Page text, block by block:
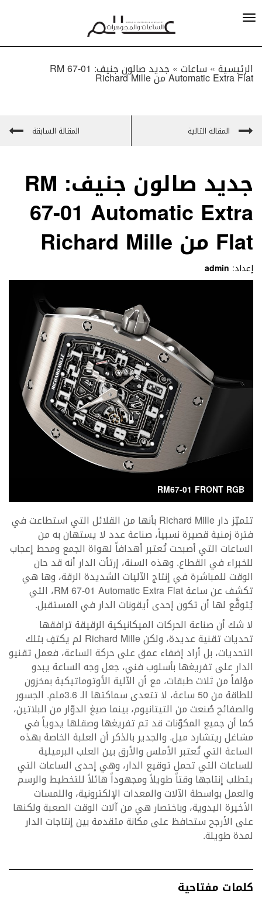
الرئيسية » ساعات» جديد صالون جنيف: RM 67-01
Automatic Extra Flat من Richard Mille
المقالة التالية المقالة السابقة
جديد صالون جنيف: RM
67-01 Automatic Extra
Flat من Richard Mille
إعداد: admin
RM67-01 FRONT RGB
تتميّز دار Richard Mille بأنها من القلائل التي استطاعت في
فترة زمنية قصيرة نسبياً، صناعة عدد لا يستهان به من
الساعات التي أصبحت تُعتبر أهدافاً لهواة الجمع ومحط إعجاب
للخبراء في القطاع. وهذه السنة، إرتأت الدار أنه قد حان
الوقت للمباشرة في إنتاج الآليات الشديدة الرقة، وها هي
تكشف عن ساعة RM 67-01 Automatic Extra Flat، التي
يُتوقَّع لها أن تكون إحدى أيقونات الدار في المستقبل.
لا شك أن صناعة الحركات الميكانيكية الرقيقة ترافقها
تحديات تقنية عديدة، ولكن Richard Mille لم يكتفِ بتلك
التحديات، بل أراد إضفاء عمق على حركة الساعة، فعمل تقنيو
الدار على تفريغها بأسلوب فني، جعل وجه الساعة يبدو
مؤلفاً من ثلاث طبقات، مع أن الآلية الأوتوماتيكية بمخزون
للطاقة من 50 ساعة، لا تتعدى سماكتها الـ 3.6ملم. الجسور
والصفائح صُنعت من التيتانيوم، بينما صيغ الدوّار من البلاتين،
كما أن جميع المكوّنات قد تم تفريغها وصقلها يدوياً في
مشاغل ريتشارد ميل. والجدير بالذكر أن العلبة الخاصة بهذه
الساعة التي تُعتبر الأملس والأرق بين العلب البرميلية
للساعات التي تحمل توقيع الدار، وهي إحدى الساعات التي
يتطلب إنتاجها وقتاً طويلاً ومجهوداً هائلاً للتخطيط والرسم
والعمل بواسطة الآلات والمعدات الإلكترونية، واللمسات
الأخيرة اليدوية، وباختصار هي من آلات الوقت الصعبة ولكنها
على الأرجح ستحافظ على مكانة متقدمة بين إنتاجات الدار
لمدة طويلة.
كلمات مفتاحية